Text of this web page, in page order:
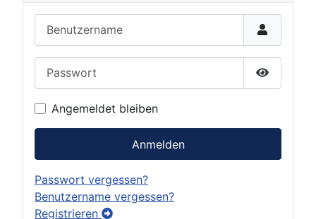
Show
Angemeldet bleiben
Anmelden
Passwort vergessen?
Benutzername vergessen?
Registrieren